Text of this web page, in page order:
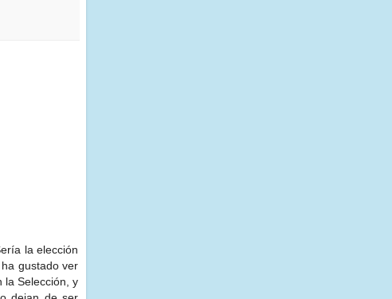
la elección
gustado ver
la Selección, y